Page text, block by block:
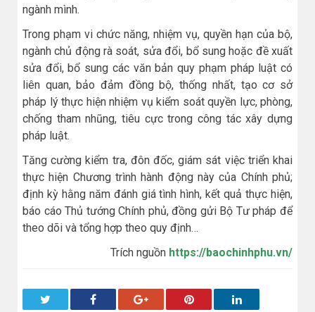
ngành mình.
Trong phạm vi chức năng, nhiệm vụ, quyền hạn của bộ,
ngành chủ động rà soát, sửa đổi, bổ sung hoặc đề xuất
sửa đổi, bổ sung các văn bản quy phạm pháp luật có
liên quan, bảo đảm đồng bộ, thống nhất, tạo cơ sở
pháp lý thực hiện nhiệm vụ kiểm soát quyền lực, phòng,
chống tham nhũng, tiêu cực trong công tác xây dựng
pháp luật.
Tăng cường kiểm tra, đôn đốc, giám sát việc triển khai
thực hiện Chương trình hành động này của Chính phủ;
định kỳ hằng năm đánh giá tình hình, kết quả thực hiện,
báo cáo Thủ tướng Chính phủ, đồng gửi Bộ Tư pháp để
theo dõi và tổng hợp theo quy định…
Trích nguồn https://baochinhphu.vn/
Facebook Google+ Pinterest LinkedIn